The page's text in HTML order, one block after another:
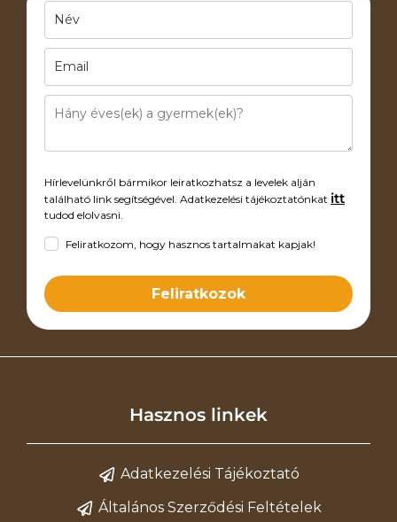
Hírlevelünkről bármikor leiratkozhatsz a levelek alján
található link segítségével. Adatkezelési tájékoztatónkat itt
tudod elolvasni.
Feliratkozom, hogy hasznos tartalmakat kapjak!
Feliratkozok
Hasznos linkek
Adatkezelési Tájékoztató
Általános Szerződési Feltételek